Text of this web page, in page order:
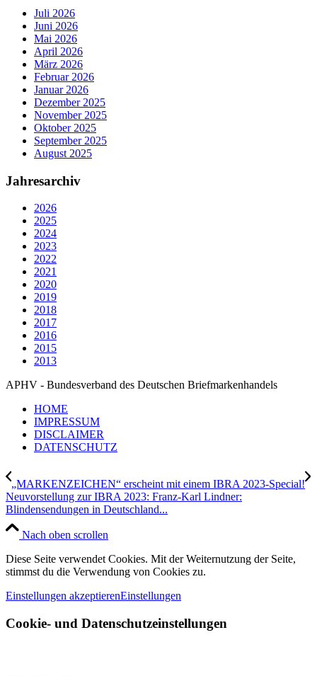
Juli 2026
Juni 2026
Mai 2026
April 2026
März 2026
Februar 2026
Januar 2026
Dezember 2025
November 2025
Oktober 2025
September 2025
August 2025
Jahresarchiv
2026
2025
2024
2023
2022
2021
2020
2019
2018
2017
2016
2015
2013
APHV - Bundesverband des Deutschen Briefmarkenhandels
HOME
IMPRESSUM
DISCLAIMER
DATENSCHUTZ
„MARKENZEICHEN“ erscheint mit einem IBRA 2023-Special!
Neuvorstellung zur IBRA 2023: Franz-Karl Lindner:
Blindensendungen in Deutschland...
Nach oben scrollen
Diese Seite verwendet Cookies. Mit der Weiternutzung der Seite,
stimmst du die Verwendung von Cookies zu.
Einstellungen akzeptierenEinstellungen
Cookie- und Datenschutzeinstellungen